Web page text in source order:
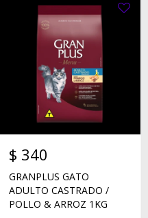
$ 340
GRANPLUS GATO
ADULTO CASTRADO /
POLLO & ARROZ 1KG